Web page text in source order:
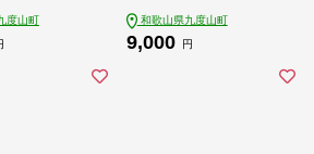
山町 和歌山県九度山町
9,000 円